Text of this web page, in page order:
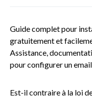
Guide complet pour
gratuitement et
Assistance,
pour configurer un
Est-il contraire à la loi